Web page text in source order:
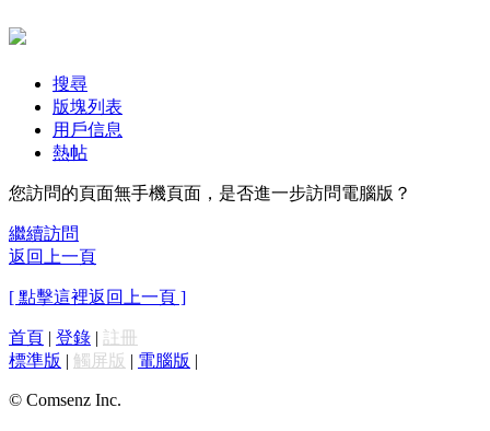
搜尋
版塊列表
用戶信息
熱帖
您訪問的頁面無手機頁面，是否進一步訪問電腦版？
繼續訪問
返回上一頁
[ 點擊這裡返回上一頁 ]
首頁 | 登錄 | 註冊
標準版 | 觸屏版 | 電腦版 |
© Comsenz Inc.